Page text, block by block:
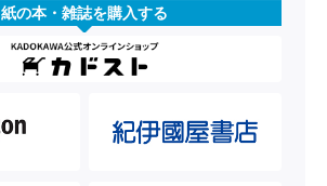
紙の本・雑誌を購入する